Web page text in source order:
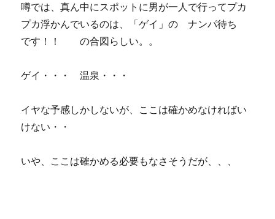
噂では、真ん中にスポットに男が一人で行ってプカ
プカ浮かんでいるのは、「ゲイ」の ナンパ待ち
です！！ の合図らしい。。
ゲイ・・・ 温泉・・・
イヤな予感しかしないが、ここは確かめなければい
けない・・
いや、ここは確かめる必要もなさそうだが、、、